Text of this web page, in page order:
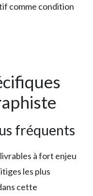
comme condition
fréquents
à fort enjeu
les plus
cette